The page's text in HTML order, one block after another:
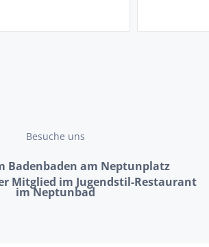
Besuche uns
Badenbaden am Neptunplatz
Mitglied im Jugendstil-Restaurant
im Neptunbad